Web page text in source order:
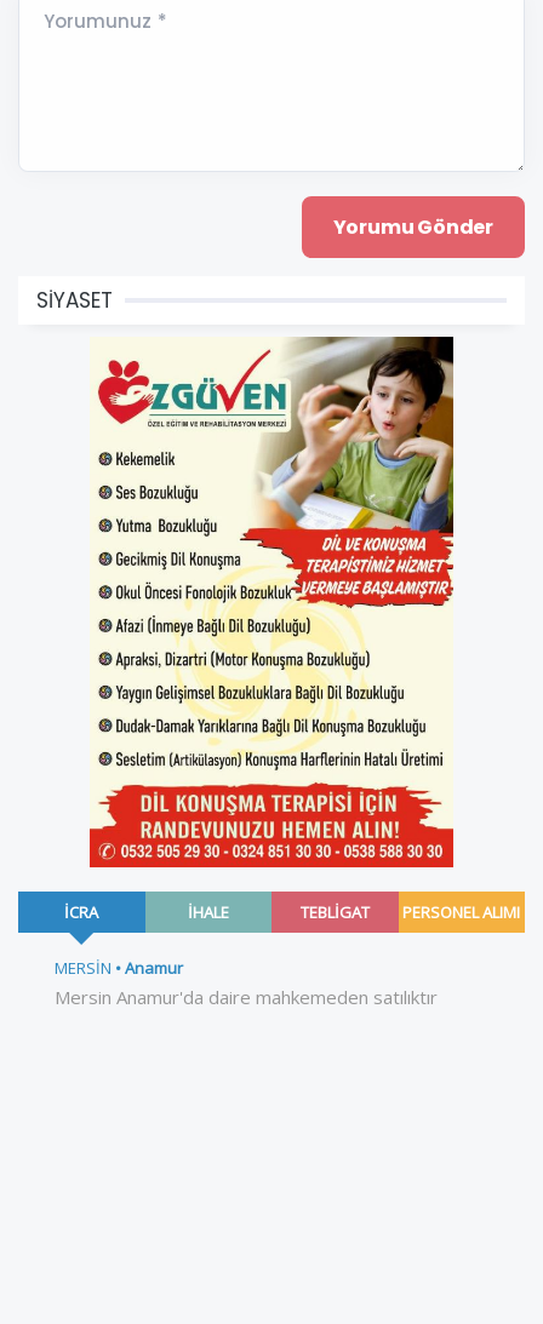
Yorumunuz *
SİYASET